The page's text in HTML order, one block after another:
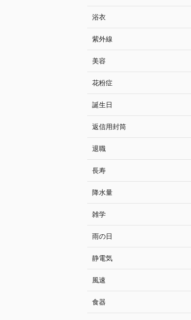
浴衣
紫外線
美容
花粉症
誕生日
返信用封筒
退職
長寿
降水量
雑学
雨の日
静電気
風速
食器